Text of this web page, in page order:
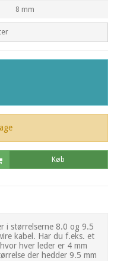
8 mm
Køb
i størrelserne 8.0 og 9.5
kabel. Har du f.eks. et
hver leder er 4 mm
der hedder 9.5 mm